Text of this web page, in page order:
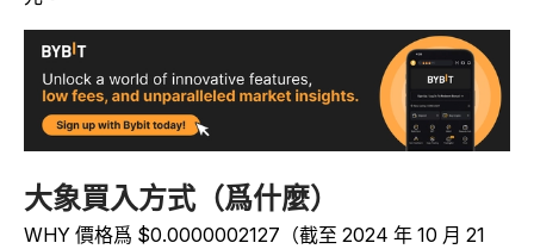
大象買入方式（爲什麼）
WHY 價格爲 $0.0000002127（截至 2024 年 10 月 21